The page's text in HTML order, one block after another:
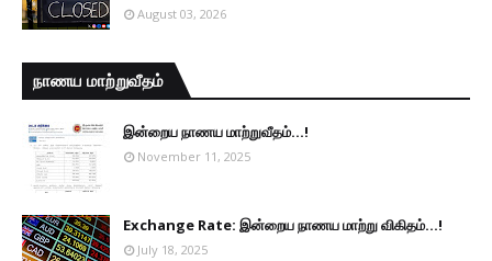
August 03, 2026
நாணய மாற்றுவீதம்
இன்றைய நாணய மாற்றுவீதம்...!
November 11, 2025
Exchange Rate: இன்றைய நாணய மாற்று விகிதம்...!
July 18, 2025